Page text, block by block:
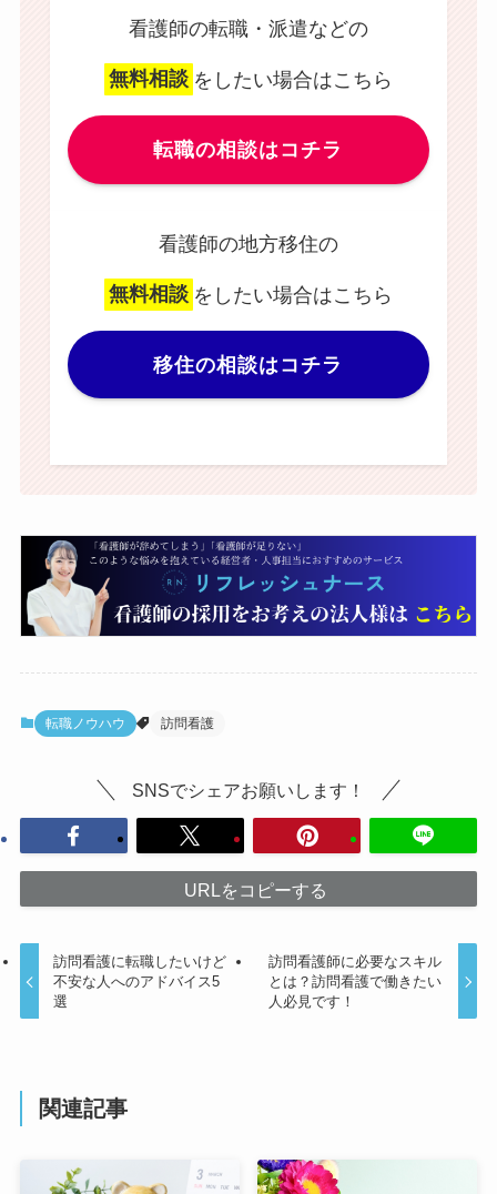
看護師の転職・派遣などの
無料相談 をしたい場合はこちら
転職の相談はコチラ
看護師の地方移住の
無料相談 をしたい場合はこちら
移住の相談はコチラ
転職ノウハウ 訪問看護
SNSでシェアお願いします！
URLをコピーする
訪問看護に転職したいけど
不安な人へのアドバイス5
選
訪問看護師に必要なスキル
とは？訪問看護で働きたい
人必見です！
関連記事